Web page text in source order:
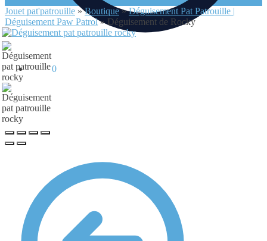
0.00€ 0
Jouet pat'patrouille » Boutique » Déguisement Pat Patrouille |
Déguisement Paw Patrol » Déguisement de Rocky